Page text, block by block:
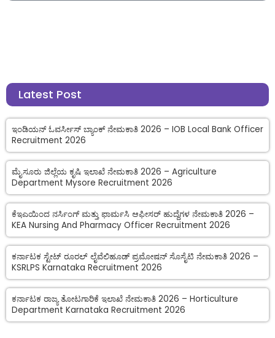
Latest Post
ಇಂಡಿಯನ್ ಓವರ್ಸೀಸ್ ಬ್ಯಾಂಕ್ ನೇಮಕಾತಿ 2026 – IOB Local Bank Officer
Recruitment 2026
ಮೈಸೂರು ಜಿಲ್ಲೆಯ ಕೃಷಿ ಇಲಾಖೆ ನೇಮಕಾತಿ 2026 – Agriculture
Department Mysore Recruitment 2026
ಕೆಇಎಯಿಂದ ನರ್ಸಿಂಗ್ ಮತ್ತು ಫಾರ್ಮಸಿ ಆಫೀಸರ್ ಹುದ್ದೆಗಳ ನೇಮಕಾತಿ 2026 –
KEA Nursing And Pharmacy Officer Recruitment 2026
ಕರ್ನಾಟಕ ಸ್ಟೇಟ್ ರೂರಲ್ ಲೈವೆಲಿಹೂಡ್ ಪ್ರಮೋಷನ್ ಸೊಸೈಟಿ ನೇಮಕಾತಿ 2026 –
KSRLPS Karnataka Recruitment 2026
ಕರ್ನಾಟಕ ರಾಜ್ಯ ತೋಟಗಾರಿಕೆ ಇಲಾಖೆ ನೇಮಕಾತಿ 2026 – Horticulture
Department Karnataka Recruitment 2026